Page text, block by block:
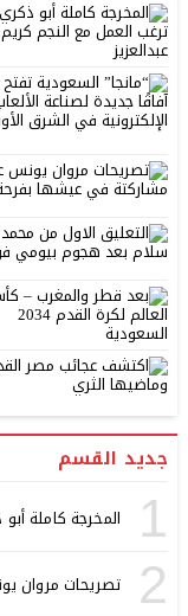
جديد القسم
1 المخرجة كاملة
2 تصريحات مروان